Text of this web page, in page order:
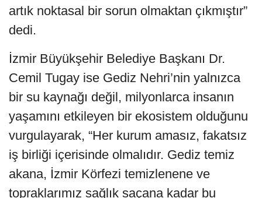
artık noktasal bir sorun olmaktan çıkmıştır”
dedi.
İzmir Büyükşehir Belediye Başkanı Dr.
Cemil Tugay ise Gediz Nehri’nin yalnızca
bir su kaynağı değil, milyonlarca insanın
yaşamını etkileyen bir ekosistem olduğunu
vurgulayarak, “Her kurum amasız, fakatsız
iş birliği içerisinde olmalıdır. Gediz temiz
akana, İzmir Körfezi temizlenene ve
topraklarımız sağlık saçana kadar bu